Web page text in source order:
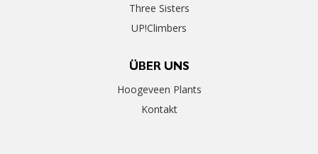
Three Sisters
UP!Climbers
ÜBER UNS
Hoogeveen Plants
Kontakt